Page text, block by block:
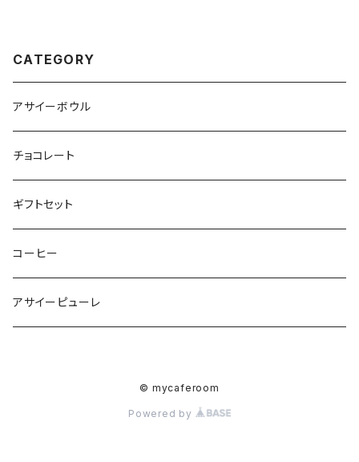
CATEGORY
アサイーボウル
チョコレート
ギフトセット
コーヒー
アサイーピューレ
© mycaferoom
Powered by